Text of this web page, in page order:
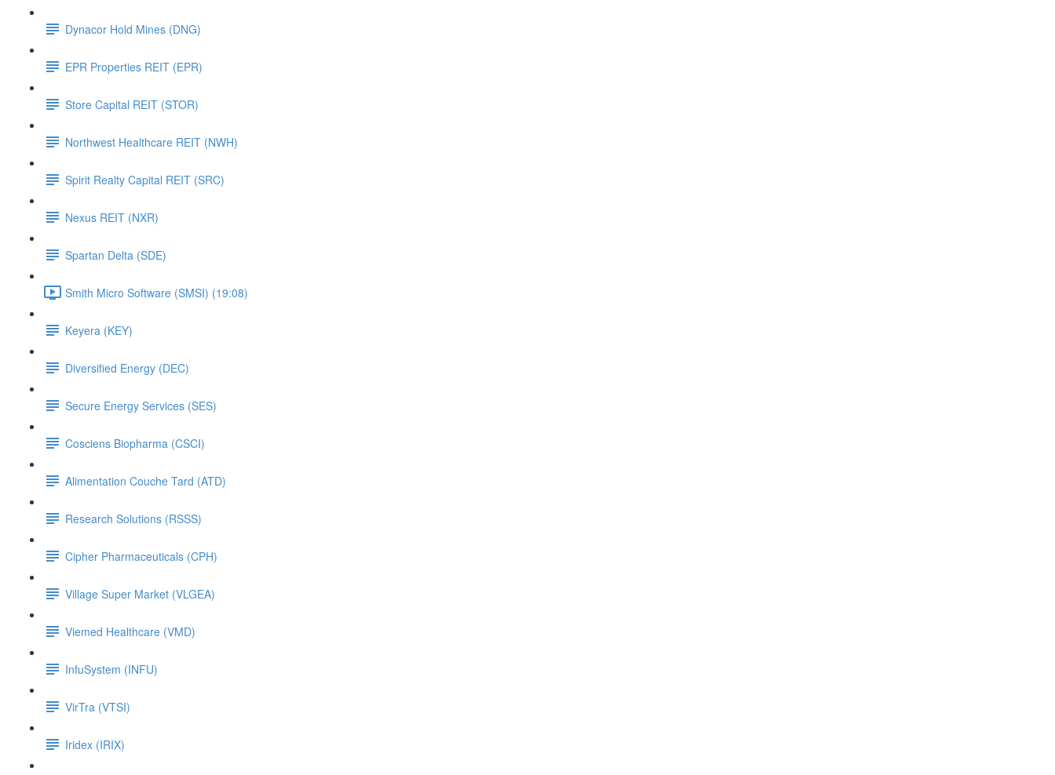
Dynacor Hold Mines (DNG)
EPR Properties REIT (EPR)
Store Capital REIT (STOR)
Northwest Healthcare REIT (NWH)
Spirit Realty Capital REIT (SRC)
Nexus REIT (NXR)
Spartan Delta (SDE)
Smith Micro Software (SMSI) (19:08)
Keyera (KEY)
Diversified Energy (DEC)
Secure Energy Services (SES)
Cosciens Biopharma (CSCI)
Alimentation Couche Tard (ATD)
Research Solutions (RSSS)
Cipher Pharmaceuticals (CPH)
Village Super Market (VLGEA)
Viemed Healthcare (VMD)
InfuSystem (INFU)
VirTra (VTSI)
Iridex (IRIX)